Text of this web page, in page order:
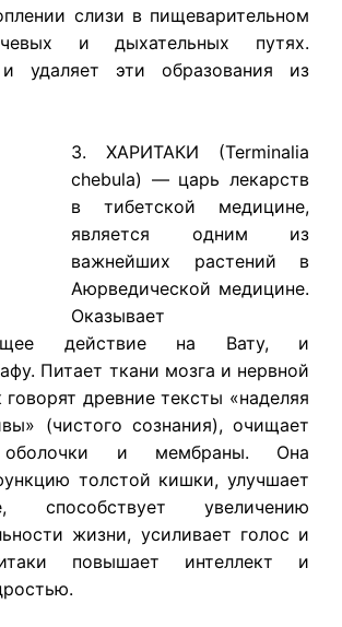
слизи в пищеварительном
и дыхательных путях.
и удаляет эти образования из
3. ХАРИТАКИ (Terminalia
chebula) — царь лекарств
в тибетской медицине,
является одним из
важнейших растений в
Аюрведической медицине.
Оказывает
действие на Вату, и
Питает ткани мозга и нервной
древние тексты «наделяя
(чистого сознания), очищает
оболочки и мембраны. Она
толстой кишки, улучшает
способствует увеличению
жизни, усиливает голос и
повышает интеллект и